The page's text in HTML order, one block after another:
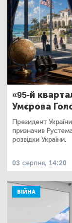
«95-й
Умєрова
Президент
призначив
розвідки України.
03 серпня, 14:20
ВІЙНА